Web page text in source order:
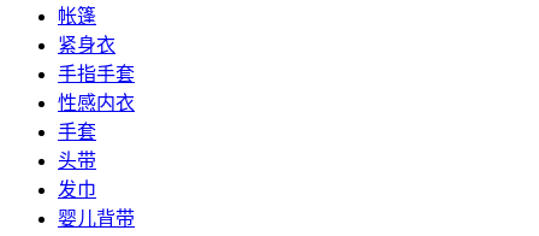
帐篷
紧身衣
手指手套
性感内衣
手套
头带
发巾
婴儿背带